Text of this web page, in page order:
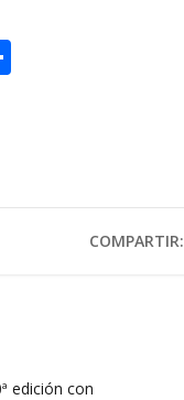
ar
COMPARTIR:
edición con